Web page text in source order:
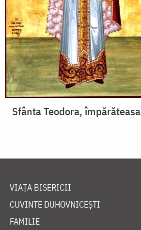
Sfânta Teodora, împărăteasa
VIAȚA BISERICII
CUVINTE DUHOVNICEȘTI
FAMILIE